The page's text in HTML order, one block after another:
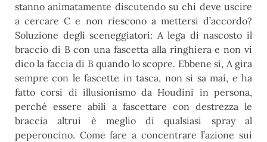
stanno animatamente discutendo su chi deve uscire
a cercare C e non riescono a mettersi d’accordo?
Soluzione degli sceneggiatori: A lega di nascosto il
braccio di B con una fascetta alla ringhiera e non vi
dico la faccia di B quando lo scopre. Ebbene sì, A gira
sempre con le fascette in tasca, non si sa mai, e ha
fatto corsi di illusionismo da Houdini in persona,
perché essere abili a fascettare con destrezza le
braccia altrui è meglio di qualsiasi spray al
peperoncino. Come fare a concentrare l’azione sui